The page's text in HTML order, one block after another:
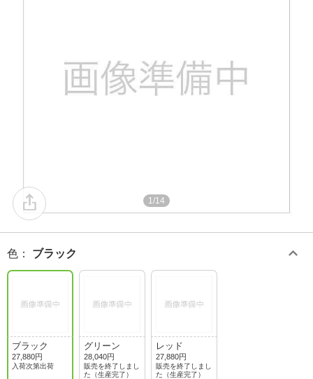
1/14
色 ： ブラック
ブラック
27,880円
入荷次第出荷
グリーン
28,040円
販売を終了しまし
た（生産完了）
レッド
27,880円
販売を終了しまし
た（生産完了）